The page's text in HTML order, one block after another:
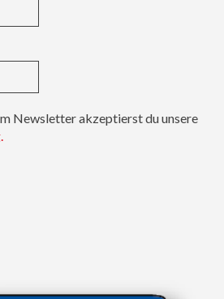
Newsletter akzeptierst du unsere